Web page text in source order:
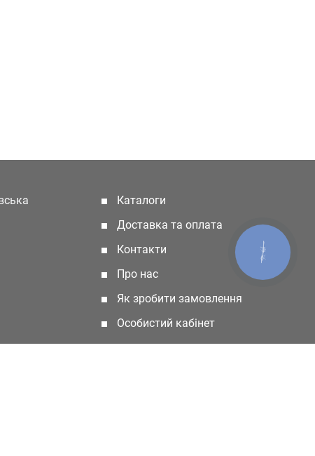
Каталоги
Доставка та оплата
Контакти
Про нас
Як зробити замовлення
Особистий кабінет
КНОПКА
ЗВ'ЯЗКУ